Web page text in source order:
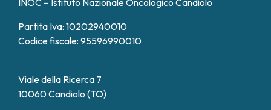
INOC – Istituto Nazionale Oncologico Candiolo
Partita Iva: 10202940010
Codice fiscale: 95596990010
Viale della Ricerca 7
10060 Candiolo (TO)